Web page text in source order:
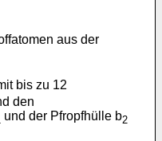
aus der
bis zu 12
den
und der Pfropfhülle b2